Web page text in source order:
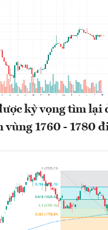
kỳ vọng tìm lại
vùng 1760 - 1780